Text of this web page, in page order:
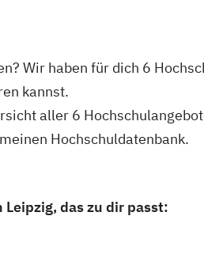
Wir haben für dich 6
kannst.
aller 6
Hochschuldatenbank.
das zu dir passt: